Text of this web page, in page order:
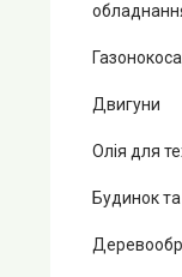
Двигуни
Олія для
Будинок